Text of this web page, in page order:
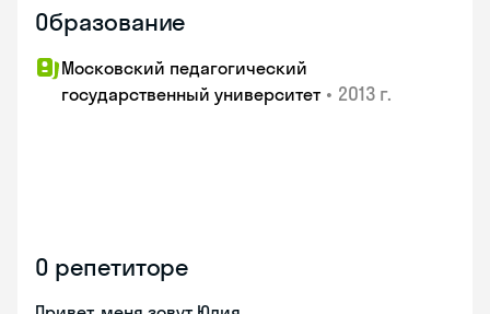
Образование
Московский педагогический
государственный университет • 2013 г.
О репетиторе